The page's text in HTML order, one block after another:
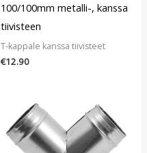
100/100mm metalli-, kanssa
tiivisteen
T-kappale kanssa tiivisteet
€12.90